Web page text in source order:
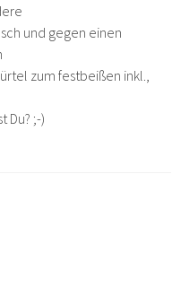
und gegen einen
zum festbeißen inkl.,
Du? ;-)